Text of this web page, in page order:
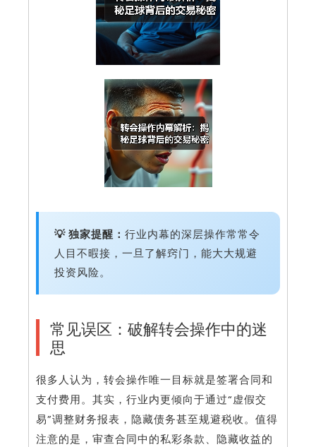
💡 独家提醒： 行业内幕的深层操作常常令
人目不暇接，一旦了解窍门，能大大规避
投资风险。
常见误区：破解转会操作中的迷
思
很多人认为，转会操作唯一目标就是签署合同和
支付费用。其实，行业内更倾向于通过“虚假交
易”调整财务报表，隐藏债务甚至规避税收。值得
注意的是，审查合同中的私彩条款、隐藏收益的